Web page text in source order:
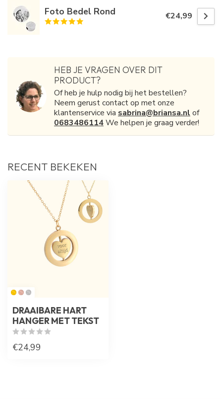
Foto Bedel Rond €24,99
HEB JE VRAGEN OVER DIT
PRODUCT?
Of heb je hulp nodig bij het bestellen?
Neem gerust contact op met onze
klantenservice via sabrina@briansa.nl of
0683486114We helpen je graag verder!
RECENT BEKEKEN
DRAAIBARE HART
HANGER MET TEKST
€24,99